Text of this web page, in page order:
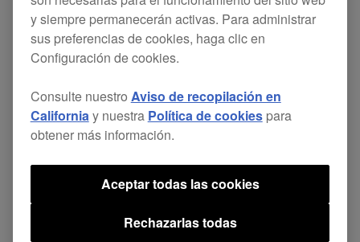
Operación de teclado mejorada en la
pantalla táctil plegable de 13 pulgadas.
Descargar actualización
DJM-TOUR1 - Actualización de
Firmware (Ver. 2.08)
y siempre permanecerán activas. Para administrar
sus preferencias de cookies, haga clic en
Configuración de cookies.
Consulte nuestro Aviso de recopilación en
California y nuestra Política de cookiespara
obtener más información.
Rechazarlas todas
Aceptar todas las cookies